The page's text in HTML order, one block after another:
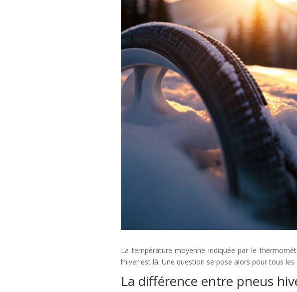
La température moyenne indiquée par le
l’hiver est là. Une question se pose alors pour tous
La différence entre pneus